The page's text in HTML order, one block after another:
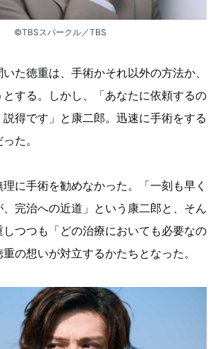
©︎TBSスパークル／TBS
た徳重は、手術かそれ以外の方法か、
する。しかし、「あなたに依頼するの
得です」と康二郎。迅速に手術をする
た。
に手術を勧めなかった。「一刻も早く
完治への近道」という康二郎と、そん
つつも「どの治療においても必要なの
の想いが対立するかたちとなった。